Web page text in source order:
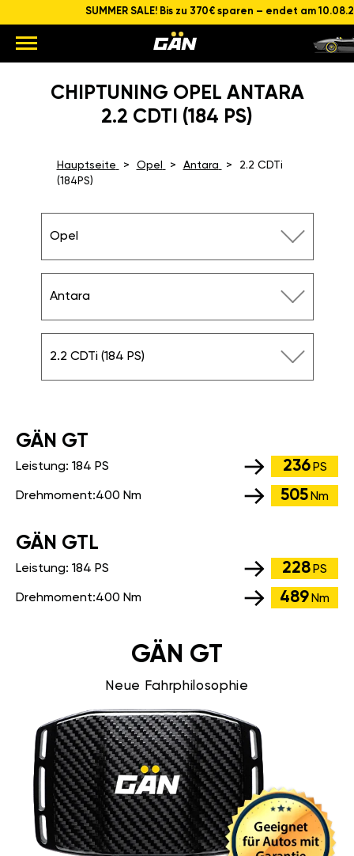
SUMMER SALE! Bis zu 370€ sparen – endet am
CHIPTUNING OPEL ANTARA
2.2 CDTI (184 PS)
Hauptseite Opel Antara
2.2 CDTi
(184PS)
Opel
Antara
2.2 CDTi (184 PS)
GÄN GT
Leistung: 184 PS 236 PS
Drehmoment:400 Nm 505 Nm
GÄN GTL
Leistung: 184 PS 228 PS
Drehmoment:400 Nm 489 Nm
GÄN GT
Neue Fahrphilosophie